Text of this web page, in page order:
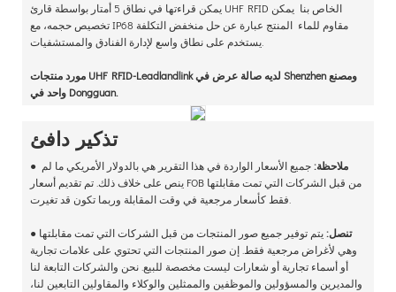
يمكن قراءتها في نطاق 5 أمتار بواسطة قارئ UHF RFID الخاص بنا يمكن
تخصيص حجمه، مع IP68 مقاوم للماء المنتج عبارة عن حل منخفض التكلفة
يستخدم على نطاق واسع لإدارة الفنادق والمستشفيات.
مورد منتجات UHF RFID-Leadlandlink لديه صالة عرض في Shenzhen ومصنع
واحد في Dongguan.
تذكير دافئ
● ملاحظة:جميع الأسعار الواردة في هذا التقرير هي بالدولار الأمريكي ما لم
ينص على خلاف ذلك. تم تقديم أسعار FOB من قبل الشركات التي تمت مقابلتها
● تنصل:يتم توفير جميع صور المنتجات من قبل الشركات التي تمت مقابلتها
وهي لأغراض مرجعية فقط. إن صور المنتجات التي تحتوي على علامات تجارية
أو أسماء تجارية أو شعارات ليست مخصصة للبيع. نحن والشركات التابعة لنا
والمديرين والمسؤولين والموظفين والممثلين والوكلاء والمقاولين التابعين لنا،